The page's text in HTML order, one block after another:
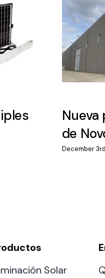
de
December
Solar